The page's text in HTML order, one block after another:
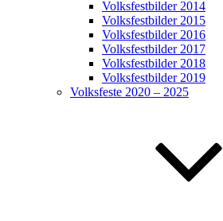
Volksfestbilder 2014
Volksfestbilder 2015
Volksfestbilder 2016
Volksfestbilder 2017
Volksfestbilder 2018
Volksfestbilder 2019
Volksfeste 2020 – 2025